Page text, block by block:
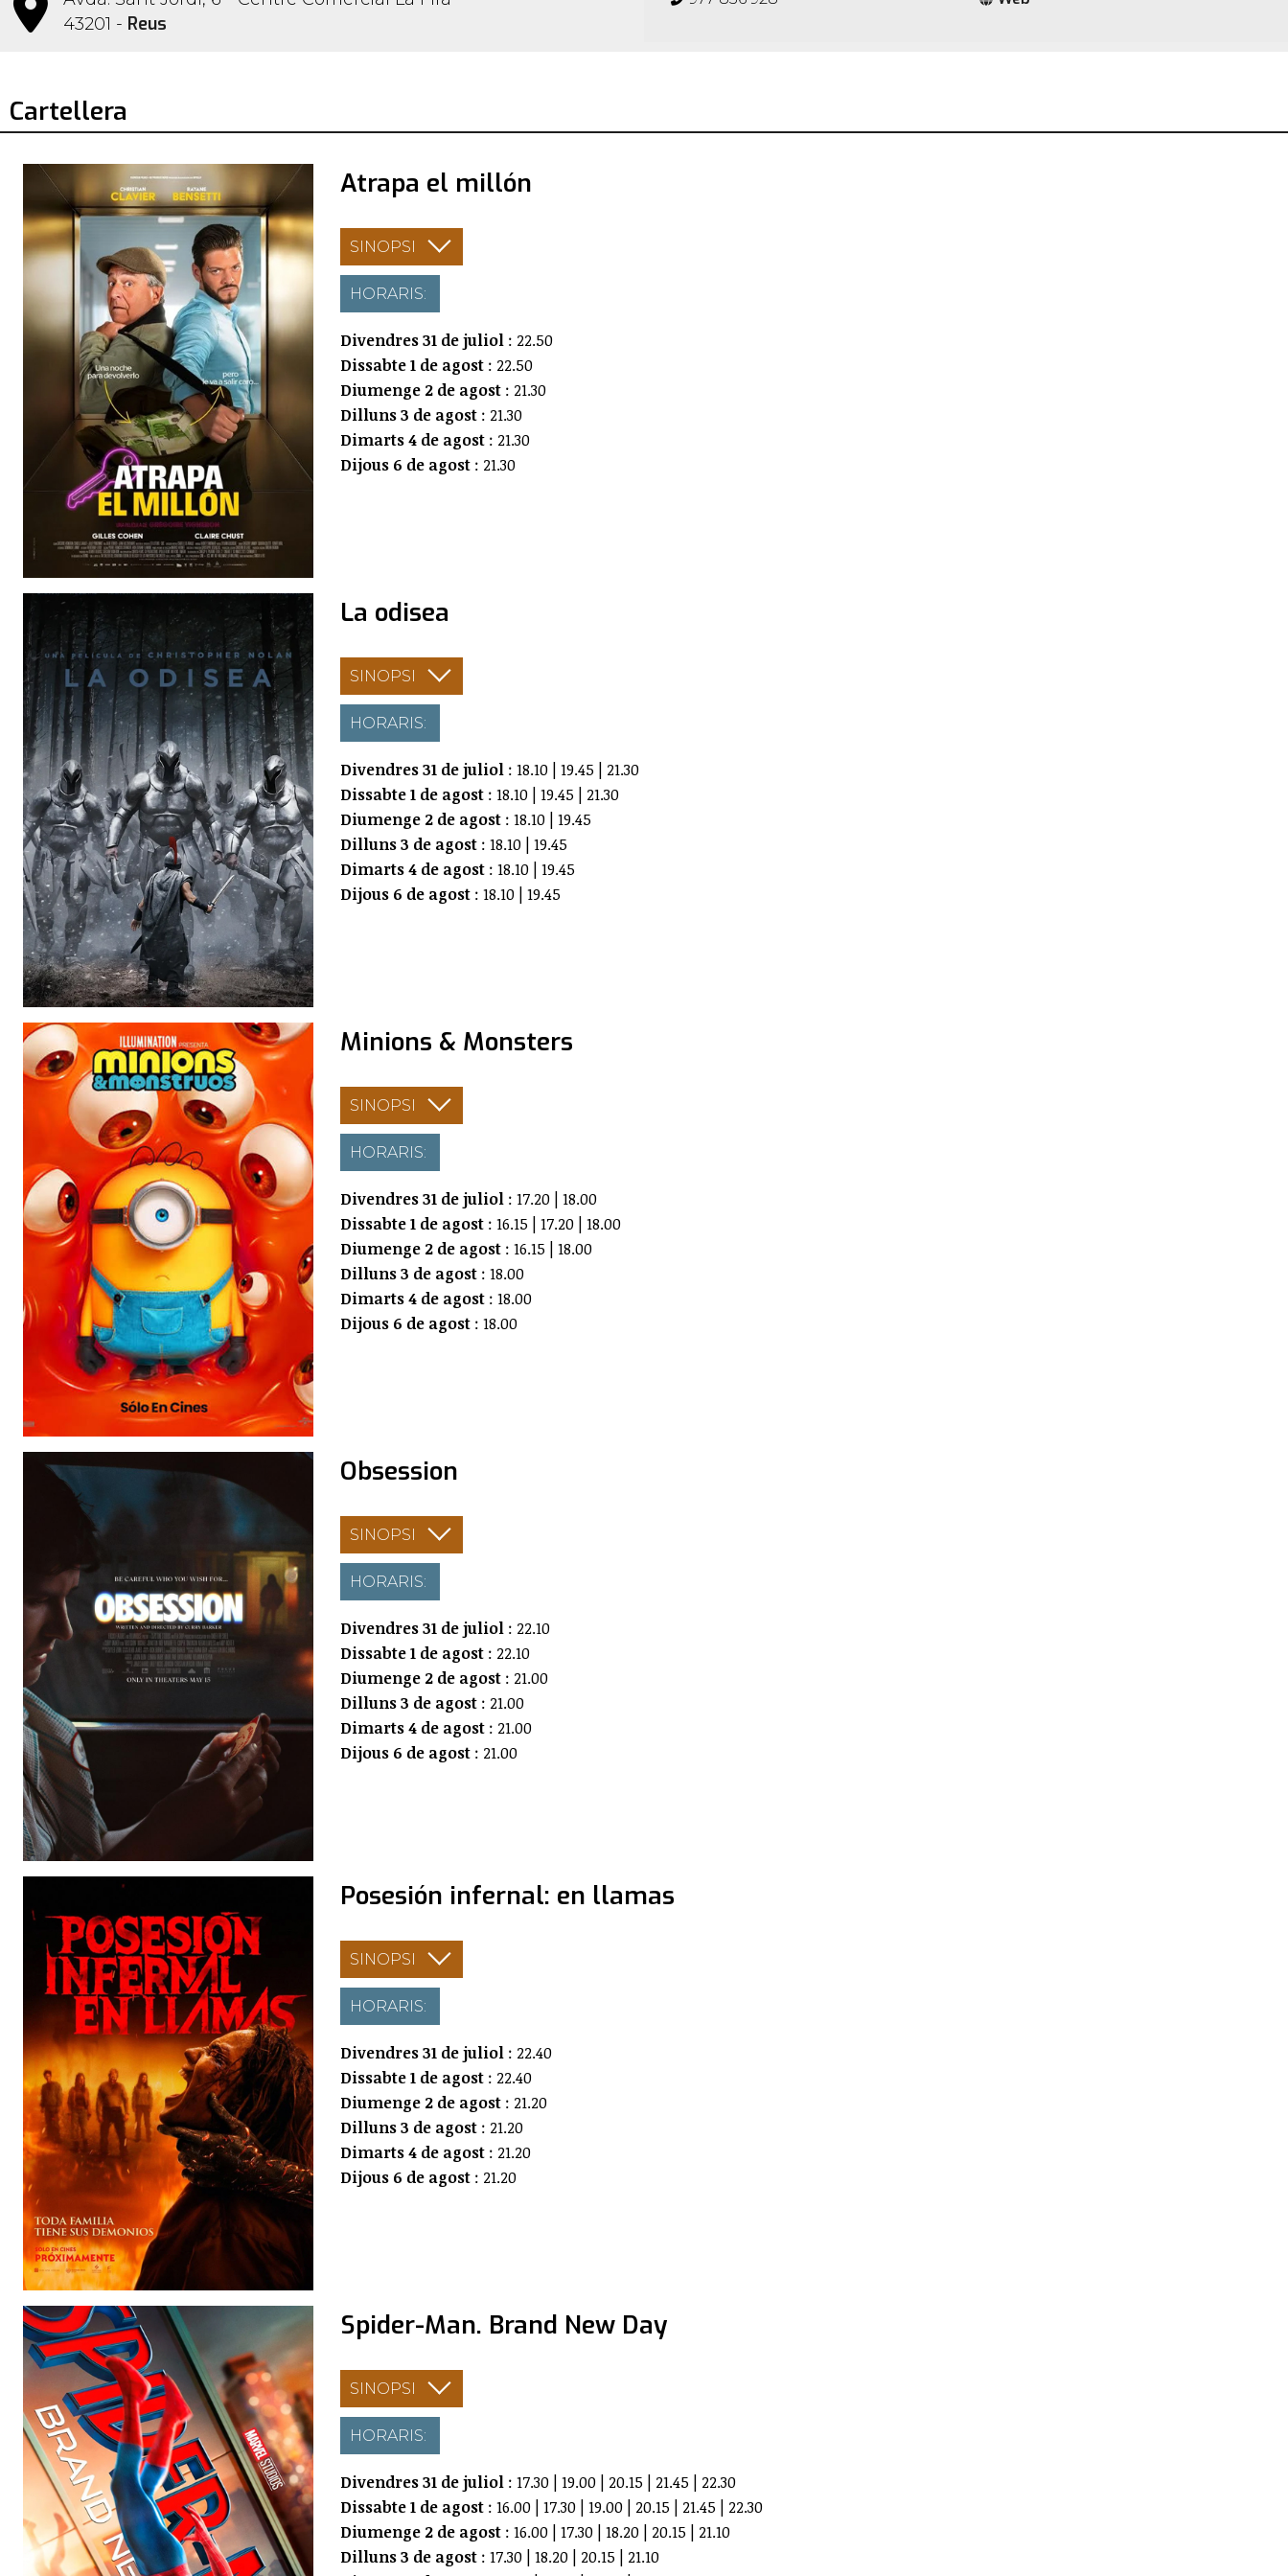
43201 - Reus
Cartellera
Atrapa el millón
SINOPSI
HORARIS:
Divendres 31 de juliol : 22.50
Dissabte 1 de agost : 22.50
Diumenge 2 de agost : 21.30
Dilluns 3 de agost : 21.30
Dimarts 4 de agost : 21.30
Dijous 6 de agost : 21.30
La odisea
SINOPSI
HORARIS:
Divendres 31 de juliol : 18.10 | 19.45 | 21.30
Dissabte 1 de agost : 18.10 | 19.45 | 21.30
Diumenge 2 de agost : 18.10 | 19.45
Dilluns 3 de agost : 18.10 | 19.45
Dimarts 4 de agost : 18.10 | 19.45
Dijous 6 de agost : 18.10 | 19.45
Minions & Monsters
SINOPSI
HORARIS:
Divendres 31 de juliol : 17.20 | 18.00
Dissabte 1 de agost : 16.15 | 17.20 | 18.00
Diumenge 2 de agost : 16.15 | 18.00
Dilluns 3 de agost : 18.00
Dimarts 4 de agost : 18.00
Dijous 6 de agost : 18.00
Obsession
SINOPSI
HORARIS:
Divendres 31 de juliol : 22.10
Dissabte 1 de agost : 22.10
Diumenge 2 de agost : 21.00
Dilluns 3 de agost : 21.00
Dimarts 4 de agost : 21.00
Dijous 6 de agost : 21.00
Posesión infernal: en llamas
SINOPSI
HORARIS:
Divendres 31 de juliol : 22.40
Dissabte 1 de agost : 22.40
Diumenge 2 de agost : 21.20
Dilluns 3 de agost : 21.20
Dimarts 4 de agost : 21.20
Dijous 6 de agost : 21.20
Spider-Man. Brand New Day
SINOPSI
HORARIS:
Divendres 31 de juliol : 17.30 | 19.00 | 20.15 | 21.45 | 22.30
Dissabte 1 de agost : 16.00 | 17.30 | 19.00 | 20.15 | 21.45 | 22.30
Diumenge 2 de agost : 16.00 | 17.30 | 18.20 | 20.15 | 21.10
Dilluns 3 de agost : 17.30 | 18.20 | 20.15 | 21.10